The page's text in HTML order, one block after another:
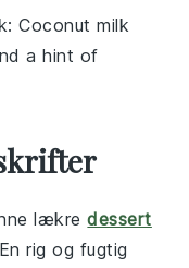
: Coconut milk
a hint of
lækredessert
rig og fugtig